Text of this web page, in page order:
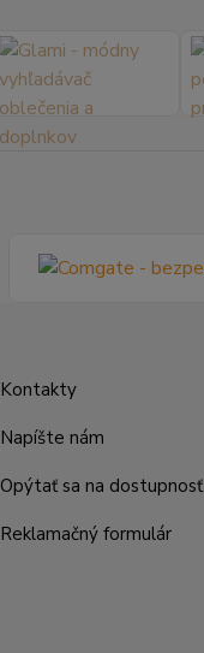
Kontakty
Napíšte nám
Opýtať sa na dostupnosť
Reklamačný formulár